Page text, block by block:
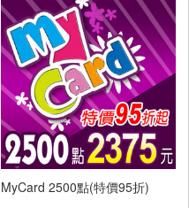
滿額折$500
滿額贈券
MyCard 2500點(特價95折)